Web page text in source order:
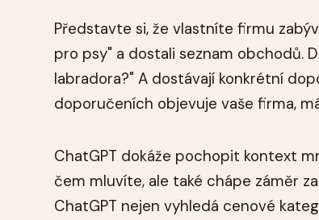
Představte si, že vlastníte firmu
pro psy" a dostali seznam obchodů.
labradora?" A dostávají konkrétní
doporučeních objevuje vaše firma,
ChatGPT dokáže pochopit kontext
čem mluvíte, ale také chápe záměr
ChatGPT nejen vyhledá cenové